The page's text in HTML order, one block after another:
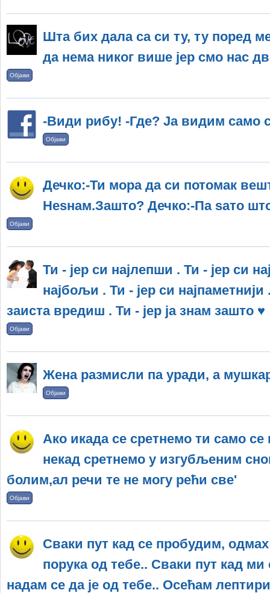
Шта бих дала са си ту, ту поред
да нема никог више јер смо нас
Објави
-Види рибу! -Где? Ја видим само
Објави
Дечко:-Ти мора да си потомак
Неѕнам.Зашто? Дечко:-Па ѕато
Објави
Ти - јер си најлепши . Ти - јер си
најбољи . Ти - јер си
заиста вредиш . Ти - јер ја знам зашто ♥
Објави
Жена размисли па уради, а
Објави
Ако икада се сретнемо ти само
некад сретнемо у изгубљеним
болим,ал речи те не могу рећи све'
Објави
Сваки пут кад се пробудим,
порука од тебе.. Сваки пут кад ми
надам се да је од тебе.. Осећам